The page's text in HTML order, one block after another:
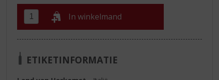
In winkelmand
ETIKETINFORMATIE